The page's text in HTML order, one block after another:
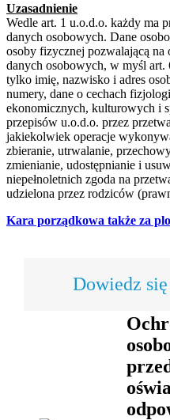
Uzasadnienie
Wedle art. 1 u.o.d.o. każdy ma
danych osobowych. Dane
osoby fizycznej pozwalającą na
danych osobowych, w myśl art.
tylko imię, nazwisko i adres
numery, dane o cechach
ekonomicznych, kulturowych i
przepisów u.o.d.o. przez
jakiekolwiek operacje
zbieranie, utrwalanie,
zmienianie, udostępnianie i
niepełnoletnich zgoda na
udzielona przez rodziców
Kara porządkowa także za
Dowiedz